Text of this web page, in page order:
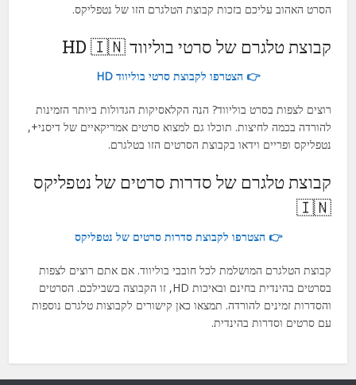
הסרט האהוב עליכם בזכות קבוצת הטלגרם הזו של נטפליקס.
קבוצת טלגרם של סרטי בוליווד HD 🇮🇳
👉 הצטרפו לקבוצת סרטי בוליווד HD
רוצים לצפות בסרט בוליווד? הנה הקלאסיקות הגדולות ביותר הזמינות
להורדה בכמה לחיצות. תוכלו גם למצוא סרטים אמריקאיים של דיסני+,
נטפליקס ופריים וידאו בקבוצת הסרטים הזו בטלגרם.
קבוצת טלגרם של סדרות סרטים של נטפליקס
🇮🇳
👉 הצטרפו לקבוצת סדרות סרטים של נטפליקס
קבוצת הטלגרם המושלמת לכל חובבי בוליווד. אם אתם רוצים לצפות
בסרטים בהינדית בחינם ובאיכות HD, זו הקבוצה בשבילכם. הסרטים
והסדרות זמינים להורדה. תמצאו כאן קישורים לקבוצות טלגרם נוספות
עם סרטים וסדרות בהינדית.